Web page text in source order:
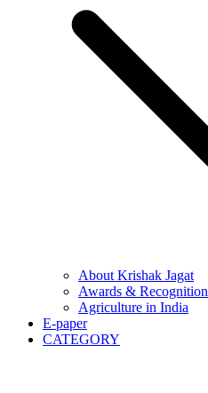
About Krishak Jagat
Awards & Recognition
Agriculture in India
E-paper
CATEGORY